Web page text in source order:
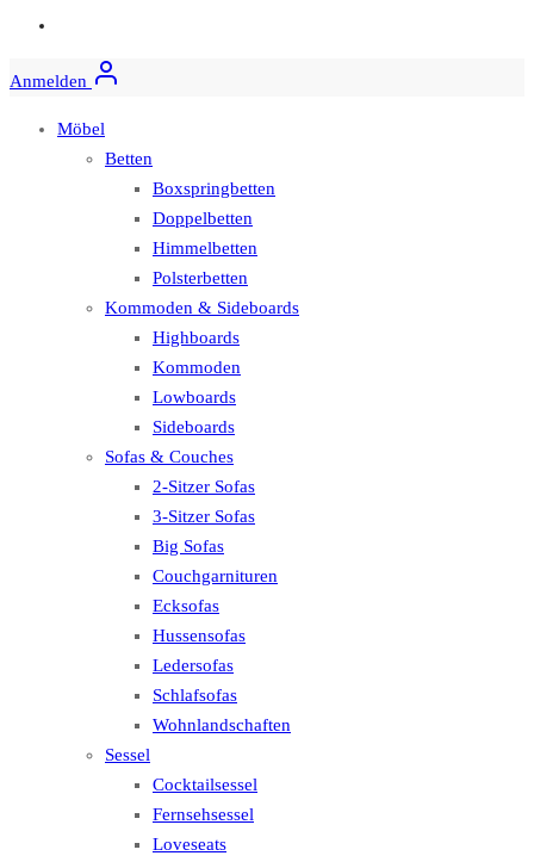
Anmelden
Möbel
Betten
Boxspringbetten
Doppelbetten
Himmelbetten
Polsterbetten
Kommoden & Sideboards
Highboards
Kommoden
Lowboards
Sideboards
Sofas & Couches
2-Sitzer Sofas
3-Sitzer Sofas
Big Sofas
Couchgarnituren
Ecksofas
Hussensofas
Ledersofas
Schlafsofas
Wohnlandschaften
Sessel
Cocktailsessel
Fernsehsessel
Loveseats